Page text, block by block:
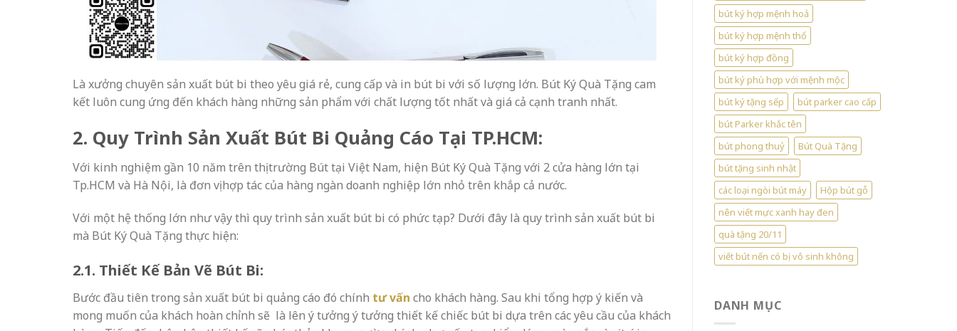
Là xưởng chuyên sản xuất bút bi theo yêu giá rẻ, cung cấp và in bút bi với số lượng lớn. Bút Ký Quà Tặng cam
kết luôn cung ứng đến khách hàng những sản phẩm với chất lượng tốt nhất và giá cả cạnh tranh nhất.
2. Quy Trình Sản Xuất Bút Bi Quảng Cáo Tại TP.HCM:
Với kinh nghiệm gần 10 năm trên thị trường Bút tại Việt Nam, hiện Bút Ký Quà Tặng với 2 cửa hàng lớn tại
Tp.HCM và Hà Nội, là đơn vị hợp tác của hàng ngàn doanh nghiệp lớn nhỏ trên khắp cả nước.
Với một hệ thống lớn như vậy thì quy trình sản xuất bút bi có phức tạp? Dưới đây là quy trình sản xuất bút bi
mà Bút Ký Quà Tặng thực hiện:
2.1. Thiết Kế Bản Vẽ Bút Bi:
Bước đầu tiên trong sản xuất bút bi quảng cáo đó chính tư vấn cho khách hàng. Sau khi tổng hợp ý kiến và
mong muốn của khách hoàn chỉnh sẽ là lên ý tưởng ý tưởng thiết kế chiếc bút bi dựa trên các yêu cầu của khách
bút ký hợp mệnh hoả
bút ký hợp mệnh thổ
bút ký hợp đồng
bút ký phù hợp với mệnh mộc
bút ký tặng sếp
bút parker cao cấp
bút Parker khắc tên
bút phong thuỷ
Bút Quà Tặng
bút tặng sinh nhật
các loại ngòi bút máy
Hộp bút gỗ
nên viết mực xanh hay đen
quà tặng 20/11
viết bút nến có bị vô sinh không
DANH MỤC